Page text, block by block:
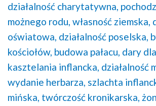
działalność charytatywna,
możnego rodu, własność ziemska,
oświatowa, działalność poselska,
kościołów, budowa pałacu, dary
kasztelania inflancka, działalność
wydanie herbarza, szlachta
mińska, twórczość kronikarska,